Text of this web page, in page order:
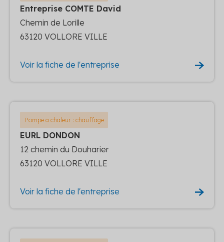
Entreprise COMTE David
Chemin de Lorille
63120 VOLLORE VILLE
Voir la fiche de l'entreprise
Pompe a chaleur : chauffage
EURL DONDON
12 chemin du Douharier
63120 VOLLORE VILLE
Voir la fiche de l'entreprise